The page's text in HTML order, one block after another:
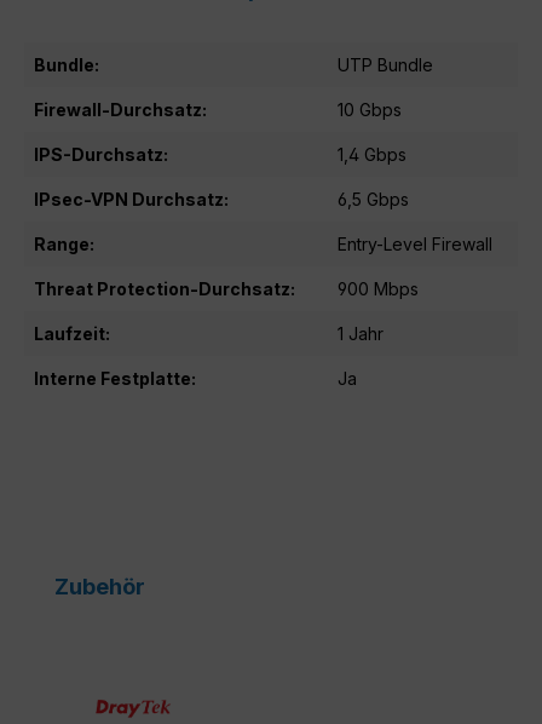
Bundle: UTP Bundle
Firewall-Durchsatz: 10 Gbps
IPS-Durchsatz: 1,4 Gbps
IPsec-VPN Durchsatz: 6,5 Gbps
Range: Entry-Level Firewall
Threat Protection-Durchsatz: 900 Mbps
Laufzeit: 1 Jahr
Interne Festplatte: Ja
Produktgalerie überspringen
Zubehör